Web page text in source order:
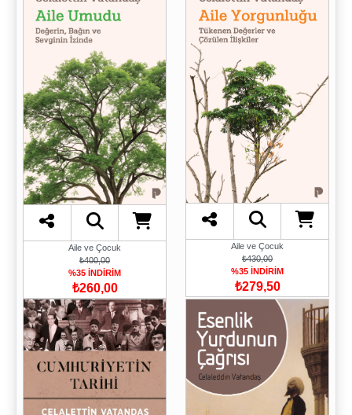
Aile ve Çocuk
₺400,00
%35 İNDİRİM
₺260,00
Aile ve Çocuk
₺430,00
%35 İNDİRİM
₺279,50